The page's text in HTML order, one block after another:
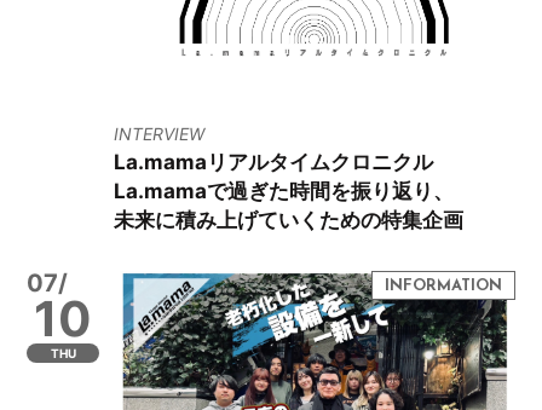
INTERVIEW
La.mamaリアルタイムクロニクル
La.mamaで過ぎた時間を振り返り、
未来に積み上げていくための特集企画
07/
10
THU